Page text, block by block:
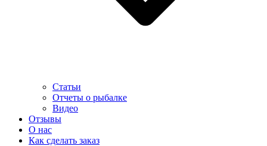
Статьи
Отчеты о рыбалке
Видео
Отзывы
О нас
Как сделать заказ